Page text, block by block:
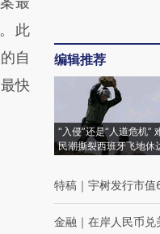
此
自
快
编辑推荐
“入侵”还是“人道危机”
民潮撕裂西班牙飞地休
特稿 ｜ 宇树发行市
金融 ｜ 在岸人民币